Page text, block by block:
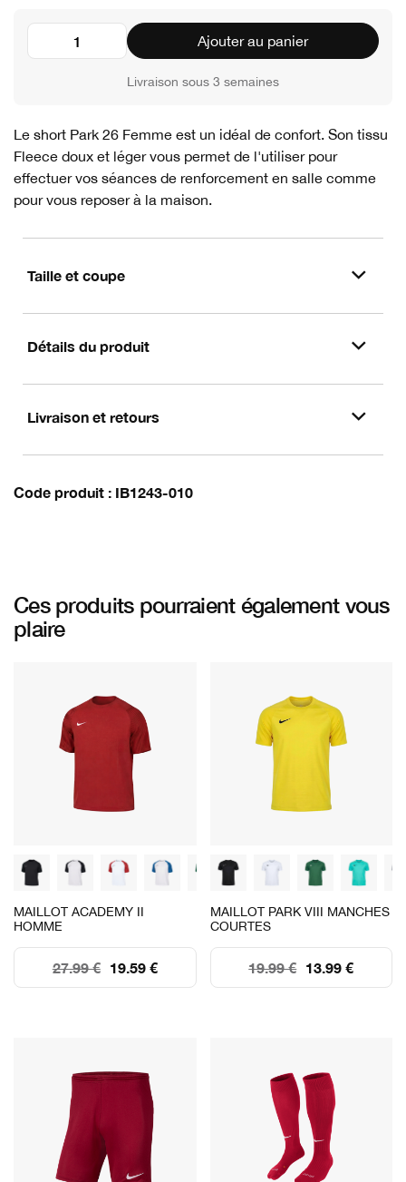
Ajouter au panier
Livraison sous 3 semaines
Le short Park 26 Femme est un idéal de confort. Son tissu
Fleece doux et léger vous permet de l'utiliser pour
effectuer vos séances de renforcement en salle comme
pour vous reposer à la maison.
Taille et coupe
Détails du produit
Livraison et retours
Code produit IB1243-010
Ces produits pourraient également vous
plaire
MAILLOT ACADEMY II
HOMME
19.59 €
27.99 €
MAILLOT PARK VIII MANCHES
COURTES
13.99 €
19.99 €